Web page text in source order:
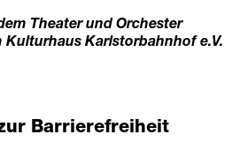
Theater und Orchester
Kulturhaus Karlstorbahnhof e.V.
Barrierefreiheit